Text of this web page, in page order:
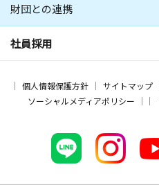
財団との連携
社員採用
個人情報保護方針 サイトマップ
ソーシャルメディアポリシー